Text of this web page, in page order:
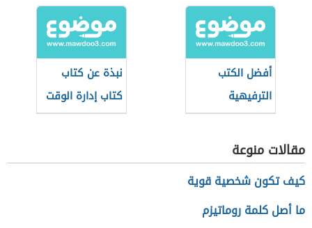
أفضل الكتب
الترفيهية
للأطفال
نبذة عن كتاب
كتاب إدارة الوقت
لطارق سويدان
مقالات منوعة
كيف تكون شخصية قوية
ما أصل كلمة روماتيزم